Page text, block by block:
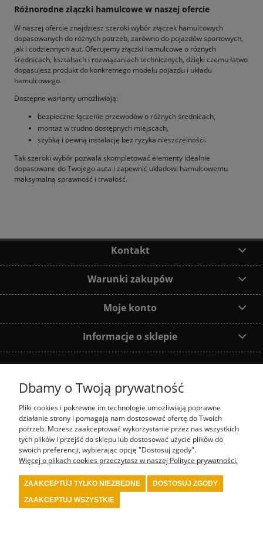
Różnorodne złączki hamulcowe w naszej ofercie
W naszej ofercie znajdziesz szeroki wybór złączek hamulcowych
dopasowanych do różnych potrzeb, zarówno do pojazdów sportowych,
jak i codziennych aut. Oferujemy złączki hamulcowe o różnych
średnicach, kształtach i rozwiązaniach technicznych, dzięki czemu łatwo
dopasujesz produkt do konkretnego modelu pojazdu i układu
hamulcowego.
Dostępne warianty umożliwiają:
bezpieczne łączenie przewodów o różnych średnicach,
montaż w trudno dostępnych miejscach,
szybką i pewną instalację bez ryzyka nieszczelności.
Tak szeroki wybór pozwala skompletować elementy idealnie
dopasowane do Twojego auta i zapewnić układowi hamulcowemu
maksymalną sprawność i trwałość.
Kontakt
Warunki zakupów
Moje konto
Informacje o sklepie
Dołącz do nas:
Najczęściej wyszukiwane produkty:
prezenty motorsport fotel biurowy OMP tanie akcesoria rajdowe red spec
wyposażenie rajdowe turn one przedstawiciel stilo przedstawiciel OMP
kombinezon kartingowy kombinezon OMP kask Stilo sklep rajdowy rally shop
system gaśniczy fia wyposażenie serwisu motorsport wyposażenie bezpieczeństwa
wyposażenie kierowcy rajdowego wyposażenie samochodu rajdowego
kask kartingowy kask fia skarpety fia
kombinezon fia kombinezon rajdowy
gadżety tanie akcesoria motorsport
Dbamy o Twoją prywatność
Pliki cookies i pokrewne im technologie umożliwiają poprawne
działanie strony i pomagają nam dostosować ofertę do Twoich
potrzeb. Możesz zaakceptować wykorzystanie przez nas wszystkich
tych plików i przejść do sklepu lub dostosować użycie plików do
swoich preferencji, wybierając opcję "Dostosuj zgody".
Więcej o plikach cookies przeczytasz w naszej Polityce prywatności.
ZAAKCEPTUJ TYLKO NIEZBĘDNE
DOSTOSUJ ZGODY
ZAAKCEPTUJ WSZYSTKIE